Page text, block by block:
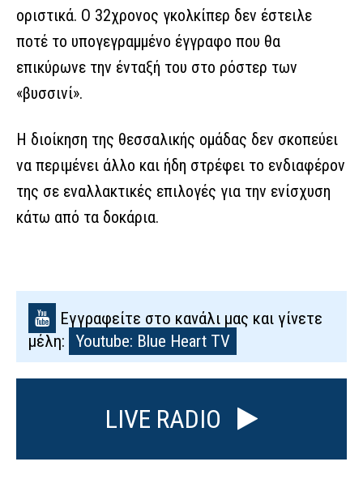
οριστικά. Ο 32χρονος γκολκίπερ δεν έστειλε
ποτέ το υπογεγραμμένο έγγραφο που θα
επικύρωνε την ένταξή του στο ρόστερ των
«βυσσινί».
Η διοίκηση της θεσσαλικής ομάδας δεν σκοπεύει
να περιμένει άλλο και ήδη στρέφει το ενδιαφέρον
της σε εναλλακτικές επιλογές για την ενίσχυση
κάτω από τα δοκάρια.
Εγγραφείτε στο κανάλι μας και γίνετε
μέλη:
Youtube: Blue Heart TV
LIVE RADIO